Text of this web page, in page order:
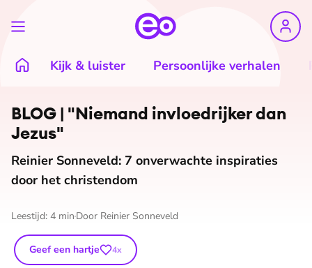
Kijk & luister Persoonlijke verhalen
BLOG | "Niemand in­vloed­rij­ker dan
Jezus"
Reinier Sonneveld: 7 onverwachte inspiraties
door het christendom
Leestijd: 4 min Door Reinier Sonneveld
Geef een hartje 4x